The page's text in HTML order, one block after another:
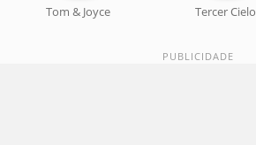
Tom & Joyce Tercer Cielo